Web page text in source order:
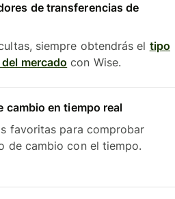
de transferencias de
siempre obtendrás el tipo
mercado con Wise.
cambio en tiempo real
favoritas para comprobar
de cambio con el tiempo.